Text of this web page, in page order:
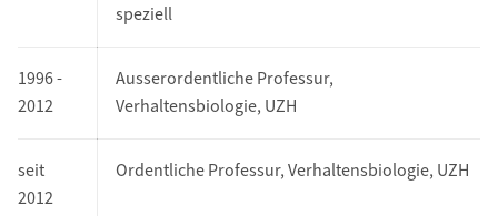
speziell
1996 -
2012
Ausserordentliche Professur,
Verhaltensbiologie, UZH
seit
2012
Ordentliche Professur, Verhaltensbiologie, UZH